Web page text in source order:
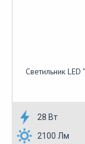
Cветильник
28 Вт
2100 Лм